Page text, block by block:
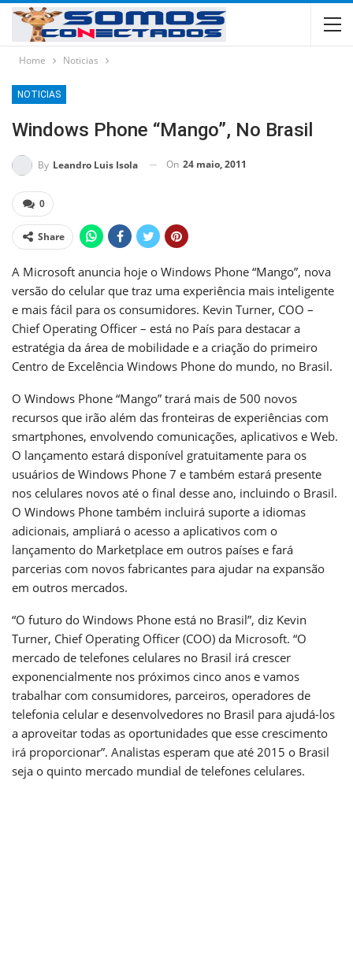
Home Noticias
NOTICIAS
Windows Phone “Mango”, No Brasil
By Leandro Luis Isola On 24 maio, 2011
0
Share
A Microsoft anuncia hoje o Windows Phone “Mango”, nova
versão do celular que traz uma experiência mais inteligente
e mais fácil para os consumidores. Kevin Turner, COO –
Chief Operating Officer – está no País para destacar a
estratégia da área de mobilidade e a criação do primeiro
Centro de Excelência Windows Phone do mundo, no Brasil.
O Windows Phone “Mango” trará mais de 500 novos
recursos que irão além das fronteiras de experiências com
smartphones, envolvendo comunicações, aplicativos e Web.
O lançamento estará disponível gratuitamente para os
usuários de Windows Phone 7 e também estará presente
nos celulares novos até o final desse ano, incluindo o Brasil.
O Windows Phone também incluirá suporte a idiomas
adicionais, ampliará o acesso a aplicativos com o
lançamento do Marketplace em outros países e fará
parcerias com novos fabricantes para ajudar na expansão
em outros mercados.
“O futuro do Windows Phone está no Brasil”, diz Kevin
Turner, Chief Operating Officer (COO) da Microsoft. “O
mercado de telefones celulares no Brasil irá crescer
exponencialmente nos próximos cinco anos e vamos
trabalhar com consumidores, parceiros, operadores de
telefonia celular e desenvolvedores no Brasil para ajudá-los
a aproveitar todas as oportunidades que esse crescimento
irá proporcionar”. Analistas esperam que até 2015 o Brasil
seja o quinto mercado mundial de telefones celulares.